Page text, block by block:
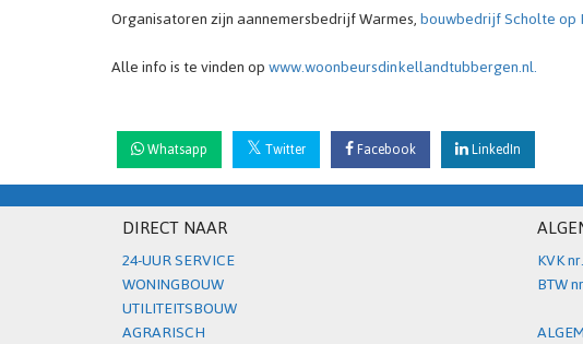
Organisatoren zijn aannemersbedrijf Warmes,bouwbedrijf Scholte op
Alle info is te vinden opwww.woonbeursdinkellandtubbergen.nl.
Whatsapp Twitter Facebook LinkedIn
DIRECT NAAR
24-UUR SERVICE
WONINGBOUW
UTILITEITSBOUW
AGRARISCH
KVK
BTW